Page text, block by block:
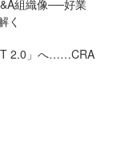
組織像──好業
く
2.0」へ……CRA